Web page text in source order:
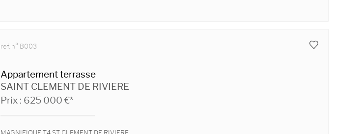
ref. n° B003
Appartement terrasse
SAINT CLEMENT DE RIVIERE
Prix : 625 000 €*